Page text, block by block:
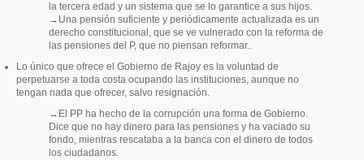
la tercera edad y un sistema que se lo garantice a sus hijos.
→Una pensión suficiente y periódicamente actualizada es un
derecho constitucional, que se ve vulnerado con la reforma de
las pensiones del P, que no piensan reformar..
Lo único que ofrece el Gobierno de Rajoy es la voluntad de
perpetuarse a toda costa ocupando las instituciones, aunque no
tengan nada que ofrecer, salvo resignación.
→El PP ha hecho de la corrupción una forma de Gobierno.
Dice que no hay dinero para las pensiones y ha vaciado su
fondo, mientras rescataba a la banca con el dinero de todos
los ciudadanos.